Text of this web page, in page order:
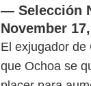
— Selección
November
El exjugador de
que Ochoa se